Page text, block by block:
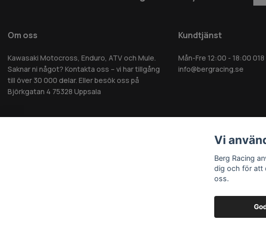
Om oss
Kawasaki Motocross, Enduro, ATV och Mule.
Saknar ni något? Kontakta oss – vi har tillgång
till över 30 000 delar. Eller besök oss på
Björkgatan 4 75328 Uppsala
Kundtjänst
Mån-Fre 12:00 - 18:00
info@bergracing.se
Vi
Berg Racing
dig och för att
oss.